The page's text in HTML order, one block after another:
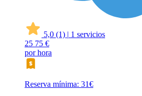
5,0 (1) | 1 servicios
25 75 €
por hora
Reserva mínima: 31€